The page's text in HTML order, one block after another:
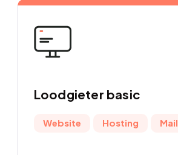
Loodgieter basic
Website Hosting Mail